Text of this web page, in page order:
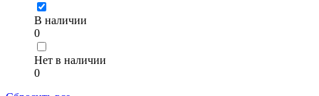
В наличии
0
Нет в наличии
0